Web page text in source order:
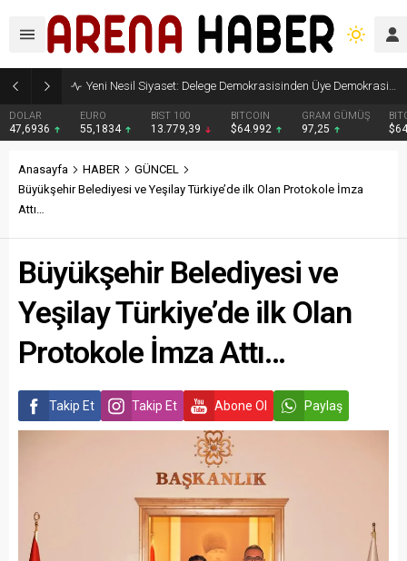
Yeni Nesil Siyaset: Delege Demokrasisinden Üye Demokrasisine
DOLAR
47,6936
EURO
55,1834
BIST 100
13.779,39
BITCOIN
$64.992
GRAM GÜMÜŞ
97,25
Anasayfa HABER
GÜNCEL
Büyükşehir Belediyesi ve Yeşilay Türkiye’de ilk Olan Protokole İmza
Attı…
Büyükşehir Belediyesi ve
Yeşilay Türkiye’de ilk Olan
Protokole İmza Attı…
Takip Et Takip Et Abone Ol Paylaş